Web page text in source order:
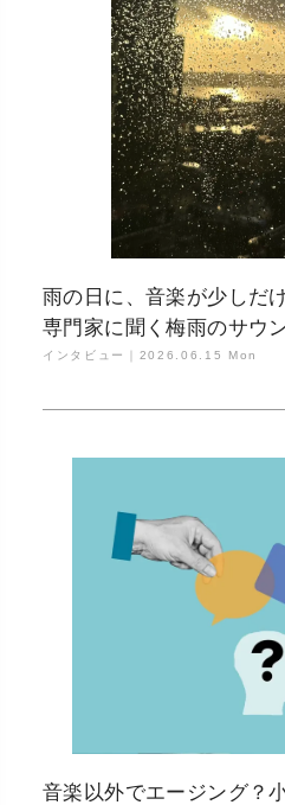
雨の日に、音楽が少しだ
専門家に聞く梅雨のサウ
インタビュー｜ 2026.06.15 Mon
音楽以外でエージング？